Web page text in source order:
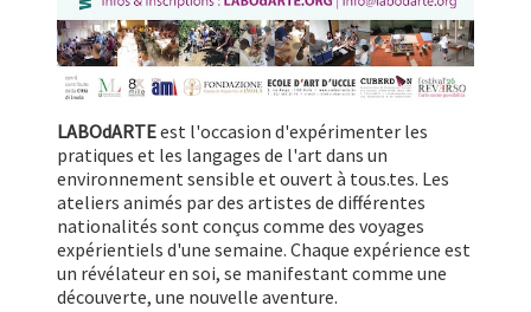
LABOdARTEest l'occasion d'expérimenter les
pratiques et les langages de l'art dans un
environnement sensible et ouvert à tous.tes. Les
ateliers animés par des artistes de différentes
nationalités sont conçus comme des voyages
expérientiels d'une semaine. Chaque expérience est
un révélateur en soi, se manifestant comme une
découverte, une nouvelle aventure.